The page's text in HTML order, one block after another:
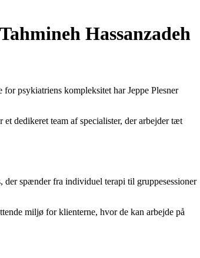
Hassanzadeh
psykiatriens kompleksitet har Jeppe Plesner
dedikeret team af specialister, der arbejder tæt
spænder fra individuel terapi til gruppesessioner
miljø for klienterne, hvor de kan arbejde på